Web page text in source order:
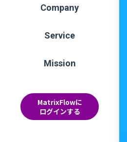
Company
Service
Mission
MatrixFlowに
ログインする